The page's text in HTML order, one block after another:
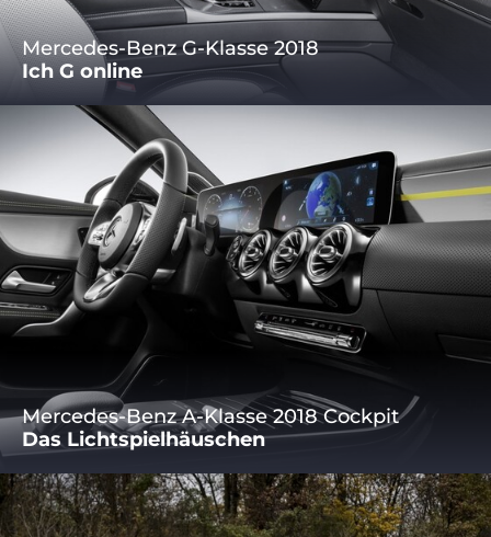
Mercedes-Benz G-Klasse 2018
Ich G online
Mercedes-Benz A-Klasse 2018 Cockpit
Das Lichtspielhäuschen